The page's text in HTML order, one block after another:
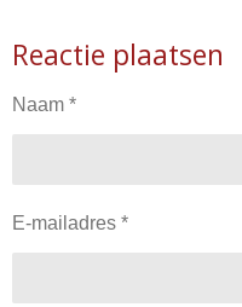
Reactie plaatsen
Naam *
E-mailadres *